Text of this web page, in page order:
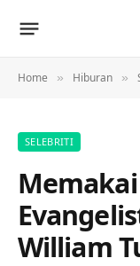
Home » Hiburan »
SELEBRITI
William